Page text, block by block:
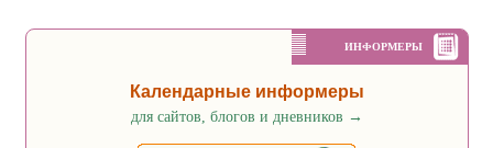
ИНФОРМЕРЫ
Календарные информеры
для сайтов, блогов и дневников →